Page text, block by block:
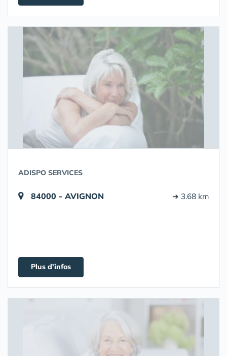
ADISPO SERVICES
84000 - AVIGNON ➔ 3.68 km
Plus d'infos